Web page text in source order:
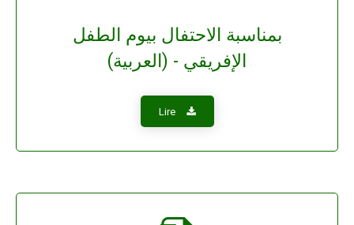
بمناسبة الاحتفال بيوم الطفل
الإفريقي - (العربية)
Lire